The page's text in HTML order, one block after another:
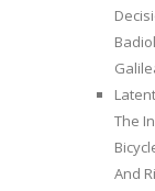
The
And